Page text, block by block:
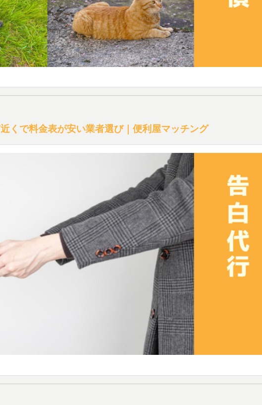
くで料金表が安い業者選び｜便利屋マッチング